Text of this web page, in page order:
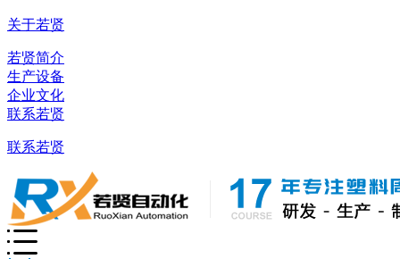
关于若贤
若贤简介
生产设备
企业文化
联系若贤
联系若贤